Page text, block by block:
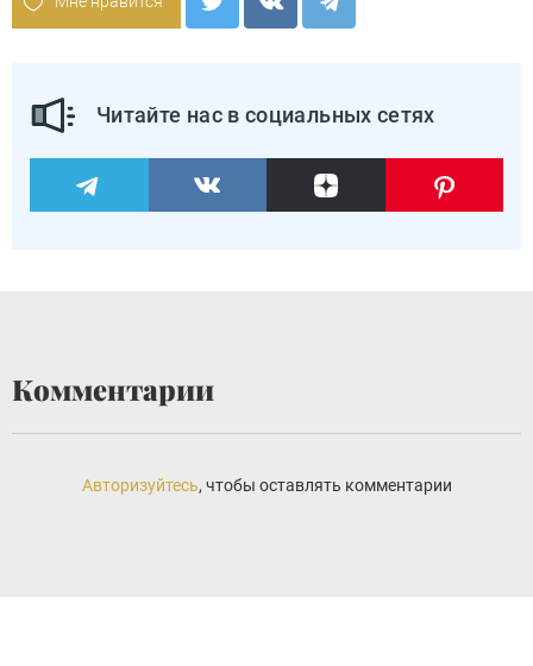
Читайте нас в социальных сетях
Комментарии
Авторизуйтесь, чтобы оставлять комментарии